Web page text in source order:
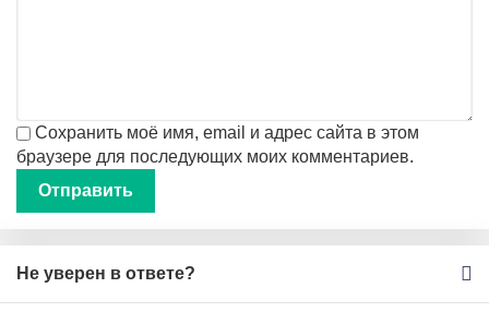
Сохранить моё имя, email и адрес сайта в этом
браузере для последующих моих комментариев.
Не уверен в ответе?